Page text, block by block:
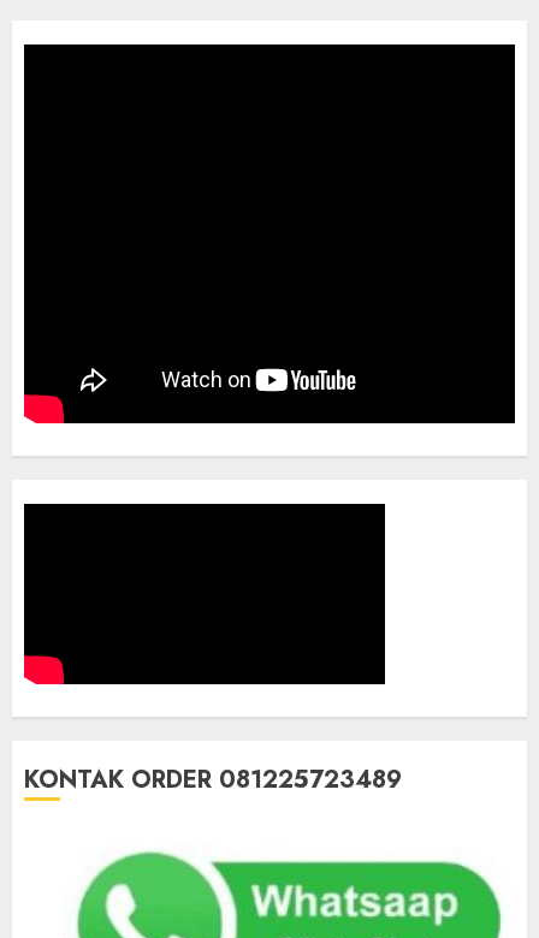
KONTAK ORDER 081225723489